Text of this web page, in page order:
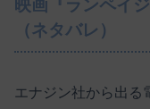
映画『ランペイ
（ネタバレ）
エナジン社から出る